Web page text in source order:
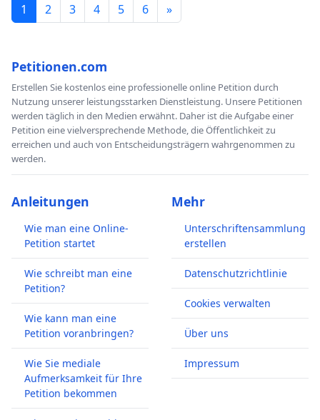
1 2 3 4 5 6 »
Petitionen.com
Erstellen Sie kostenlos eine professionelle online Petition durch
Nutzung unserer leistungsstarken Dienstleistung. Unsere Petitionen
werden täglich in den Medien erwähnt. Daher ist die Aufgabe einer
Petition eine vielversprechende Methode, die Öffentlichkeit zu
erreichen und auch von Entscheidungsträgern wahrgenommen zu
werden.
Anleitungen
Wie man eine Online-
Petition startet
Wie schreibt man eine
Petition?
Wie kann man eine
Petition voranbringen?
Wie Sie mediale
Aufmerksamkeit für Ihre
Petition bekommen
Mehr
Unterschriftensammlung
erstellen
Datenschutzrichtlinie
Cookies verwalten
Über uns
Impressum